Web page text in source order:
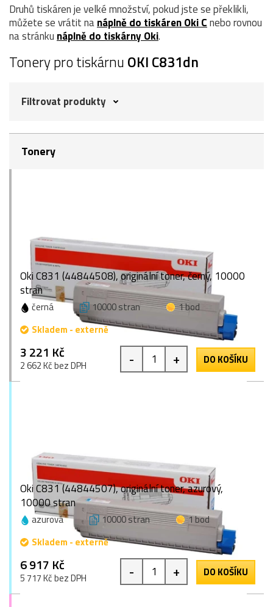
Druhů tiskáren je velké množství, pokud jste se překlikli,
můžete se vrátit nanáplně do tiskáren Oki Cnebo rovnou
na stránku náplně do tiskárny Oki.
Tonery pro tiskárnu OKI C831dn
Filtrovat produkty
Tonery
Oki C831 (44844508), originální toner, černý, 10000
stran
černá 10000 stran
1 bod
Skladem - externě
3 221 Kč
2 662 Kč bez DPH - + DO KOŠÍKU
Oki C831 (44844507), originální toner, azurový,
10000 stran
azurová 10000 stran
1 bod
Skladem - externě
6 917 Kč
5 717 Kč bez DPH - + DO KOŠÍKU